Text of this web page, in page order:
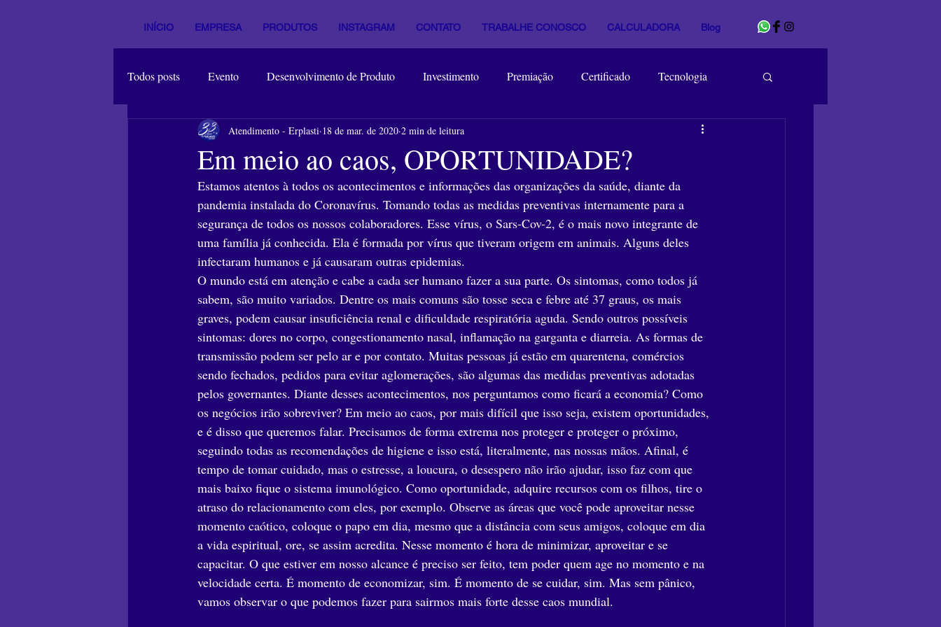
INÍCIO EMPRESA PRODUTOS INSTAGRAM CONTATO TRABALHE CONOSCO CALCULADORA Blog
Todos posts Evento Desenvolvimento de Produto Investimento Premiação Certificado Tecnologia
Conhecimento Material Premiação Mercado Empresa
Em meio ao caos, OPORTUNIDADE?
Atendimento - Erplasti 18 de mar. de 2020 2 min de leitura
Estamos atentos à todos os acontecimentos e informações das organizações da saúde, diante da
pandemia instalada do Coronavírus. Tomando todas as medidas preventivas internamente para a
segurança de todos os nossos colaboradores. Esse vírus, o Sars-Cov-2, é o mais novo integrante de
uma família já conhecida. Ela é formada por vírus que tiveram origem em animais. Alguns deles
infectaram humanos e já causaram outras epidemias.
O mundo está em atenção e cabe a cada ser humano fazer a sua parte. Os sintomas, como todos já
sabem, são muito variados. Dentre os mais comuns são tosse seca e febre até 37 graus, os mais
graves, podem causar insuficiência renal e dificuldade respiratória aguda. Sendo outros possíveis
sintomas: dores no corpo, congestionamento nasal, inflamação na garganta e diarreia. As formas de
transmissão podem ser pelo ar e por contato. Muitas pessoas já estão em quarentena, comércios
sendo fechados, pedidos para evitar aglomerações, são algumas das medidas preventivas adotadas
pelos governantes. Diante desses acontecimentos, nos perguntamos como ficará a economia? Como
os negócios irão sobreviver? Em meio ao caos, por mais difícil que isso seja, existem oportunidades,
e é disso que queremos falar. Precisamos de forma extrema nos proteger e proteger o próximo,
seguindo todas as recomendações de higiene e isso está, literalmente, nas nossas mãos. Afinal, é
tempo de tomar cuidado, mas o estresse, a loucura, o desespero não irão ajudar, isso faz com que
mais baixo fique o sistema imunológico. Como oportunidade, adquire recursos com os filhos, tire o
atraso do relacionamento com eles, por exemplo. Observe as áreas que você pode aproveitar nesse
momento caótico, coloque o papo em dia, mesmo que a distância com seus amigos, coloque em dia
a vida espiritual, ore, se assim acredita. Nesse momento é hora de minimizar, aproveitar e se
capacitar. O que estiver em nosso alcance é preciso ser feito, tem poder quem age no momento e na
velocidade certa. É momento de economizar, sim. É momento de se cuidar, sim. Mas sem pânico,
vamos observar o que podemos fazer para sairmos mais forte desse caos mundial.